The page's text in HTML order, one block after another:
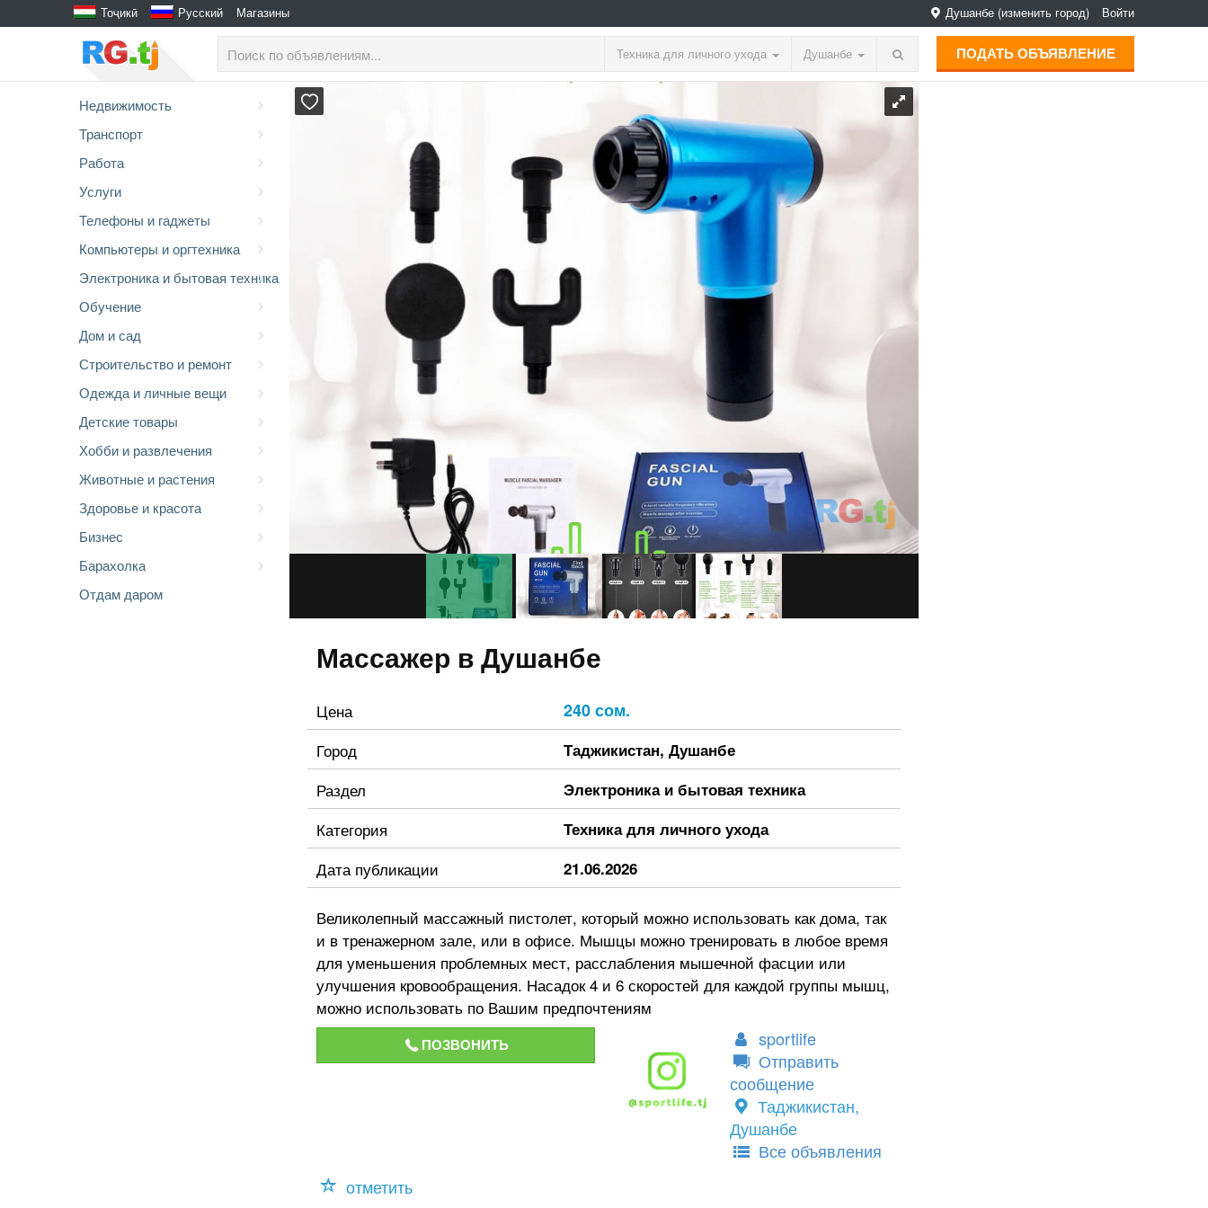
Тоҷикӣ Русский Магазины Душанбе (изменить город) Войти
Техника для личного ухода Душанбе ПОДАТЬ ОБЪЯВЛЕНИЕ
Недвижимость
Транспорт
Работа
Услуги
Телефоны и гаджеты
Компьютеры и оргтехника
Электроника и бытовая техника
Обучение
Дом и сад
Строительство и ремонт
Одежда и личные вещи
Детские товары
Хобби и развлечения
Животные и растения
Здоровье и красота
Бизнес
Барахолка
Отдам даром
Массажер в Душанбе
Цена 240 сом.
Город Таджикистан, Душанбе
Раздел Электроника и бытовая техника
Категория Техника для личного ухода
Дата публикации 21.06.2026
Великолепный массажный пистолет, который можно использовать как дома, так
и в тренажерном зале, или в офисе. Мышцы можно тренировать в любое время
для уменьшения проблемных мест, расслабления мышечной фасции или
улучшения кровообращения. Насадок 4 и 6 скоростей для каждой группы мышц,
можно использовать по Вашим предпочтениям
ПОЗВОНИТЬ
sportlife
Отправить
сообщение
Таджикистан,
Душанбе
Все объявления
отметить